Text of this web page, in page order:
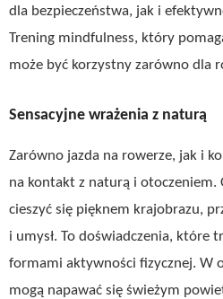
dla bezpieczeństwa, jak i
Trening mindfulness, który
może być korzystny zarówno dla
Sensacyjne wrażenia z naturą
Zarówno jazda na rowerze, jak i
na kontakt z naturą i otoczeniem.
cieszyć się pięknem krajobrazu,
i umysł. To doświadczenia, które
formami aktywności fizycznej. W
mogą napawać się świeżym